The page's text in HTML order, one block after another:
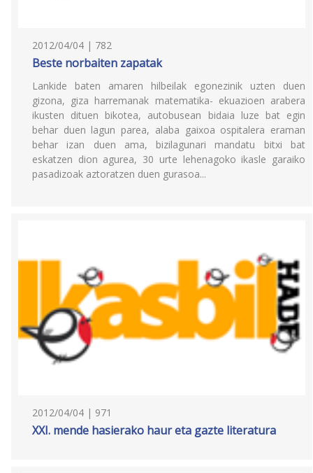
2012/04/04 | 782
Beste norbaiten zapatak
Lankide baten amaren hilbeilak egonezinik uzten duen
gizona, giza harremanak matematika- ekuazioen arabera
ikusten dituen bikotea, autobusean bidaia luze bat egin
behar duen lagun parea, alaba gaixoa ospitalera eraman
behar izan duen ama, bizilagunari mandatu bitxi bat
eskatzen dion agurea, 30 urte lehenagoko ikasle garaiko
pasadizoak aztoratzen duen gurasoa...
2012/04/04 | 971
XXI. mende hasierako haur eta gazte literatura